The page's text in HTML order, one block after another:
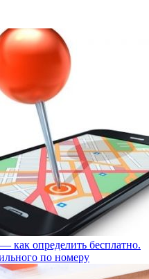
как определить бесплатно.
по номеру